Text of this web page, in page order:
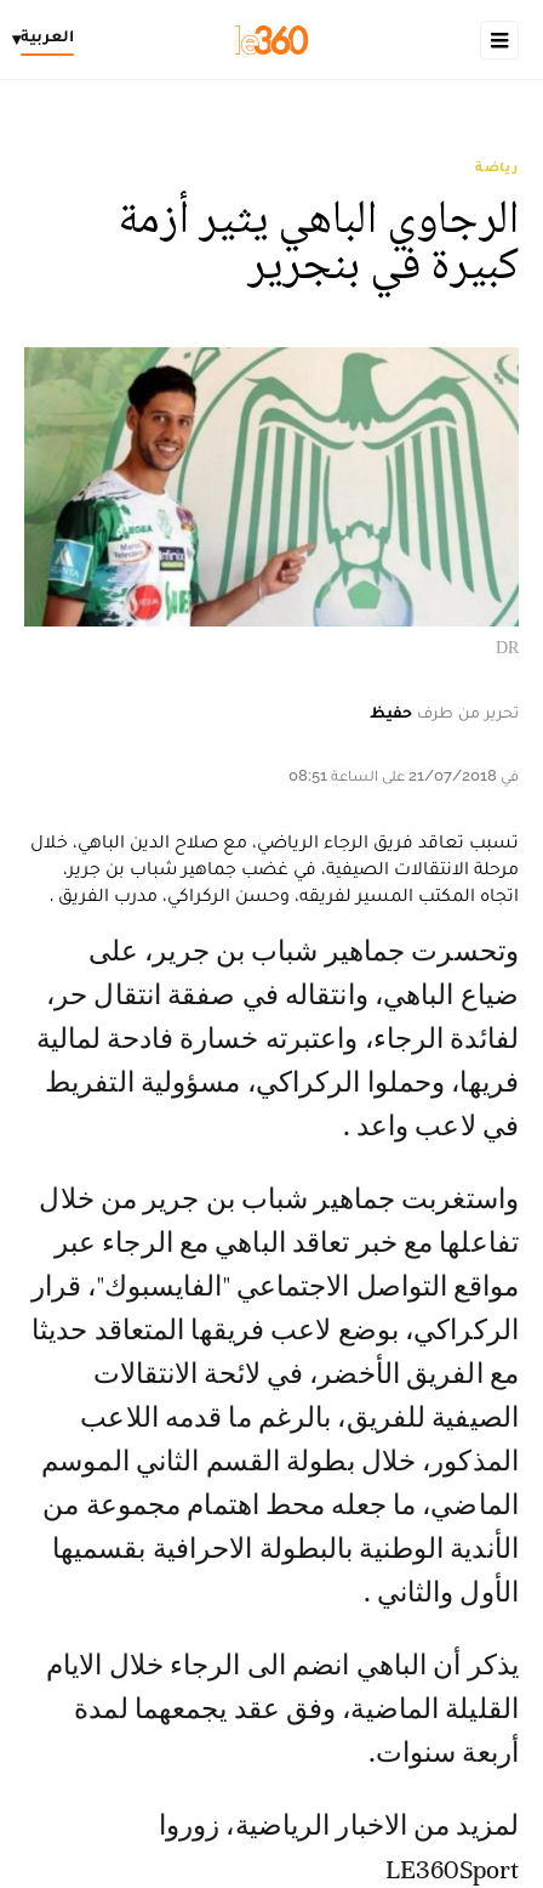
العربية▾
رياضة
الرجاوي الباهي يثير أزمة
كبيرة في بنجرير
DR
تحرير من طرف حفيظ
في 21/07/2018 على الساعة 08:51
تسبب تعاقد فريق الرجاء الرياضي، مع صلاح الدين الباهي، خلال
مرحلة الانتقالات الصيفية، في غضب جماهير شباب بن جرير،
اتجاه المكتب المسير لفريقه، وحسن الركراكي، مدرب الفريق .
وتحسرت جماهير شباب بن جرير، على
ضياع الباهي، وانتقاله في صفقة انتقال حر،
لفائدة الرجاء، واعتبرته خسارة فادحة لمالية
فريها، وحملوا الركراكي، مسؤولية التفريط
في لاعب واعد .
واستغربت جماهير شباب بن جرير من خلال
تفاعلها مع خبر تعاقد الباهي مع الرجاء عبر
مواقع التواصل الاجتماعي "الفايسبوك"، قرار
الركراكي، بوضع لاعب فريقها المتعاقد حديثا
مع الفريق الأخضر، في لائحة الانتقالات
الصيفية للفريق، بالرغم ما قدمه اللاعب
المذكور، خلال بطولة القسم الثاني الموسم
الماضي، ما جعله محط اهتمام مجموعة من
الأندية الوطنية بالبطولة الاحرافية بقسميها
الأول والثاني .
يذكر أن الباهي انضم الى الرجاء خلال الايام
القليلة الماضية، وفق عقد يجمعهما لمدة
أربعة سنوات.
لمزيد من الاخبار الرياضية، زوروا
LE360Sport